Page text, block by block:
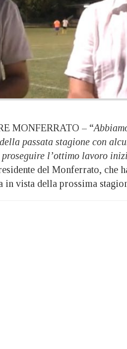
MONFERRATO – “
passata stagione con
l’ottimo lavoro
del Monferrato, che
in vista della prossima